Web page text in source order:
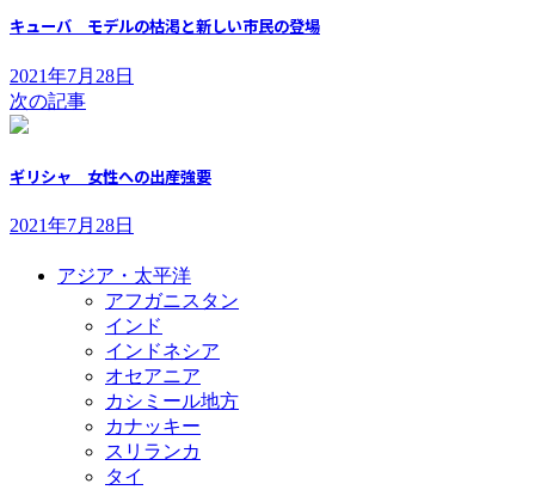
キューバ モデルの枯渇と新しい市民の登場
2021年7月28日
次の記事
ギリシャ 女性への出産強要
2021年7月28日
アジア・太平洋
アフガニスタン
インド
インドネシア
オセアニア
カシミール地方
カナッキー
スリランカ
タイ